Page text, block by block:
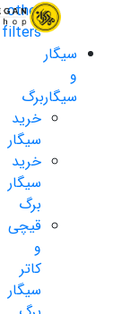
other
filters
سیگار
و
سیگاربرگ
خرید
سیگار
خرید
سیگار
برگ
قیچی
و
کاتر
سیگار